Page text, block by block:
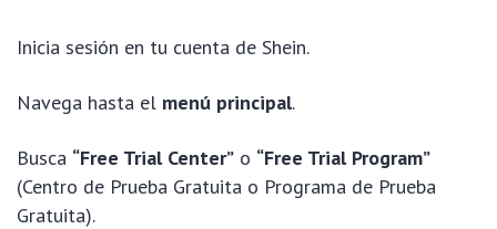
Inicia sesión en tu cuenta de Shein.
Navega hasta el menú principal.
Busca “Free Trial Center” o “Free Trial Program”
(Centro de Prueba Gratuita o Programa de Prueba
Gratuita).